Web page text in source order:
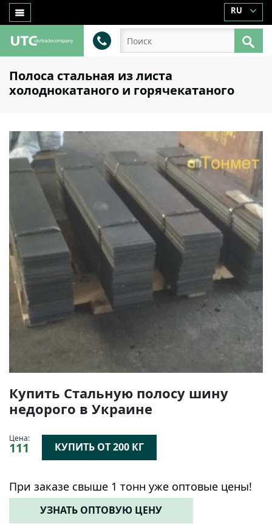
RU
Полоса стальная из листа
холоднокатаного и горячекатаного
Купить Стальную полосу шину
недорого в Украине
Цена:
111 КУПИТЬ ОТ 200 КГ
При заказе свыше 1 тонн уже оптовые цены!
УЗНАТЬ ОПТОВУЮ ЦЕНУ